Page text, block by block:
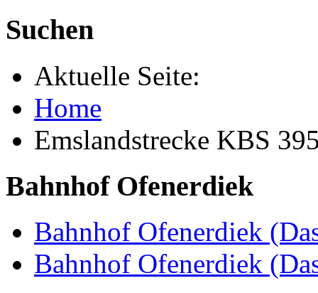
Suchen
Aktuelle Seite:
Home
Emslandstrecke KBS
Bahnhof Ofenerdiek
Bahnhof Ofenerdiek
Bahnhof Ofenerdiek